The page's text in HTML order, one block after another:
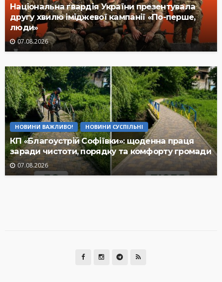
Національна гвардія України презентувала
другу хвилю іміджевої кампанії «По-перше,
люди»
07.08.2026
НОВИНИ ВАЖЛИВО! НОВИНИ СУСПІЛЬНІ
КП «Благоустрій Софіївки»: щоденна праця
заради чистоти, порядку та комфорту громади
07.08.2026